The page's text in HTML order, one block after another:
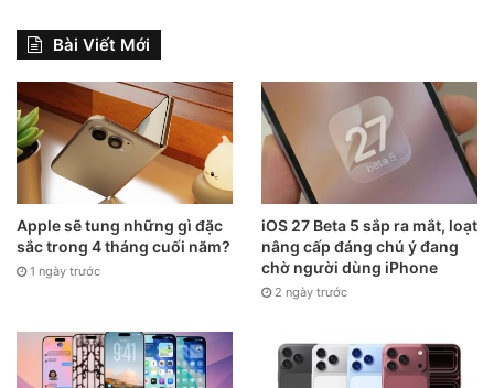
Bài Viết Mới
Apple sẽ tung những gì đặc
sắc trong 4 tháng cuối năm?
1 ngày trước
iOS 27 Beta 5 sắp ra mắt, loạt
nâng cấp đáng chú ý đang
chờ người dùng iPhone
2 ngày trước